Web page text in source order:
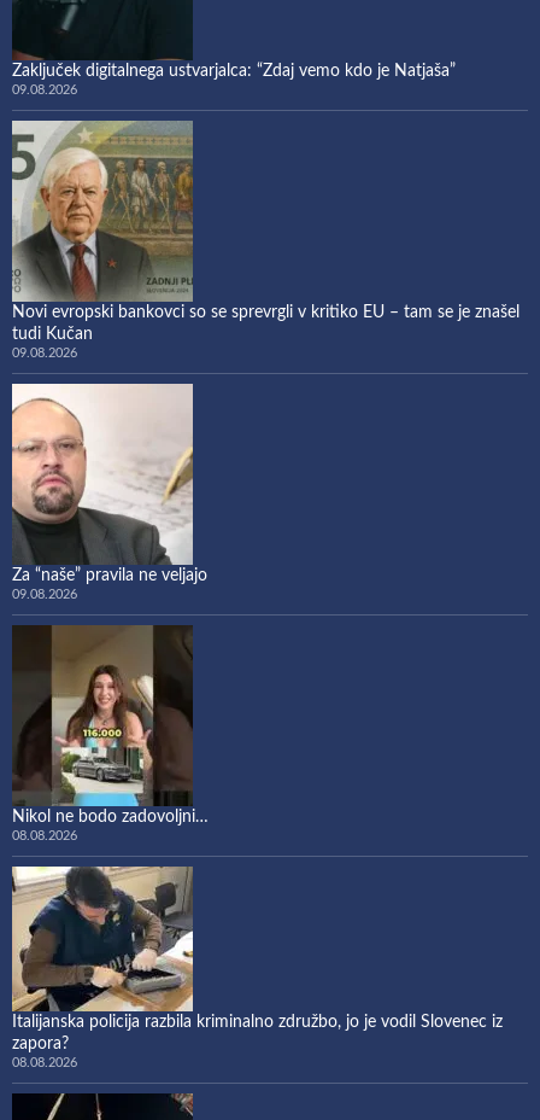
Zaključek digitalnega ustvarjalca: “Zdaj vemo kdo je Natjaša”
09.08.2026
Novi evropski bankovci so se sprevrgli v kritiko EU – tam se je znašel
tudi Kučan
09.08.2026
Za “naše” pravila ne veljajo
09.08.2026
Nikol ne bodo zadovoljni…
08.08.2026
Italijanska policija razbila kriminalno združbo, jo je vodil Slovenec iz
zapora?
08.08.2026